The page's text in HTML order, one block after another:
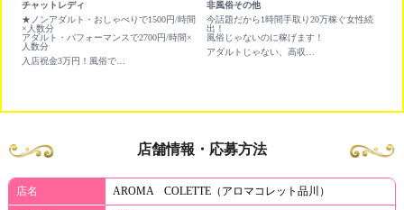
チャットレディ
★ノンアダルト・おしゃべりで1500円/時間
×人数分
アダルト・パフォーマンスで2700円/時間×
人数分
非風俗その他
今話題だから1時間手取り20万稼ぐ女性続
出！
風俗じゃないのに稼げます！
店舗情報・応募方法
店名 AROMA COLETTE（アロマコレット品川）